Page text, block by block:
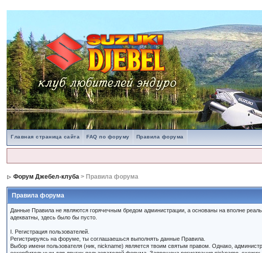
Главная страница сайта FAQ по форуму Правила форума
Форум Джебел-клуба > Правила форума
Правила форума
Данные Правила не являются горячечным бредом администрации, а основаны на вполне
адекватны, здесь было бы пусто.
I. Регистрация пользователей.
Регистрируясь на форуме, ты соглашаешься выполнять данные Правила.
Выбор имени пользователя (ник, nickname) является твоим святым правом. Однако,